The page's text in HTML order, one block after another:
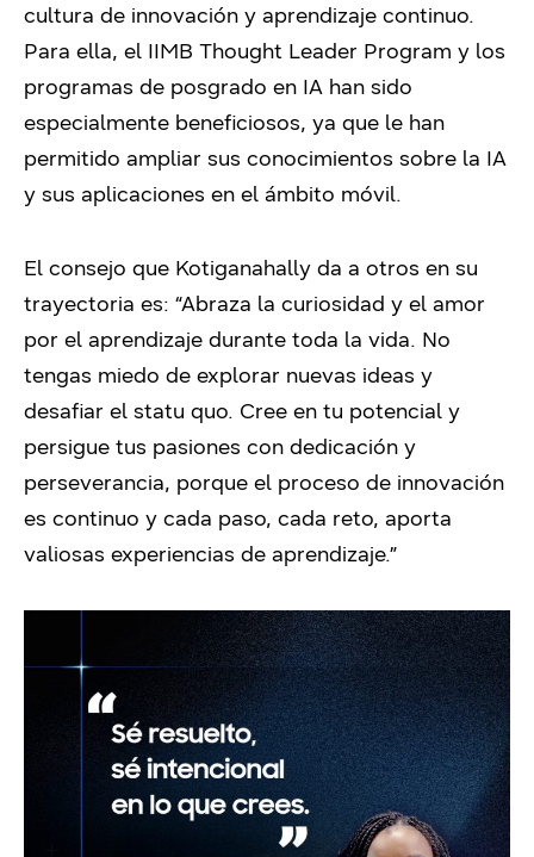
cultura de innovación y aprendizaje continuo.
Para ella, el IIMB Thought Leader Program y los
programas de posgrado en IA han sido
especialmente beneficiosos, ya que le han
permitido ampliar sus conocimientos sobre la IA
y sus aplicaciones en el ámbito móvil.
El consejo que Kotiganahally da a otros en su
trayectoria es: “Abraza la curiosidad y el amor
por el aprendizaje durante toda la vida. No
tengas miedo de explorar nuevas ideas y
desafiar el statu quo. Cree en tu potencial y
persigue tus pasiones con dedicación y
perseverancia, porque el proceso de innovación
es continuo y cada paso, cada reto, aporta
valiosas experiencias de aprendizaje.”